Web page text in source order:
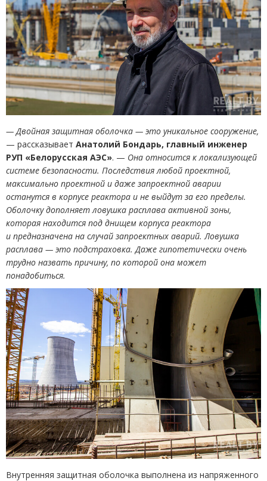
— Двойная защитная оболочка — это уникальное сооружение,
— рассказывает Анатолий Бондарь, главный инженер
РУП «Белорусская АЭС». — Она относится к локализующей
системе безопасности. Последствия любой проектной,
максимально проектной и даже запроектной аварии
останутся в корпусе реактора и не выйдут за его пределы.
Оболочку дополняет ловушка расплава активной зоны,
которая находится под днищем корпуса реактора
и предназначена на случай запроектных аварий. Ловушка
расплава — это подстраховка. Даже гипотетически очень
трудно назвать причину, по которой она может
понадобиться.
Внутренняя защитная оболочка выполнена из напряженного